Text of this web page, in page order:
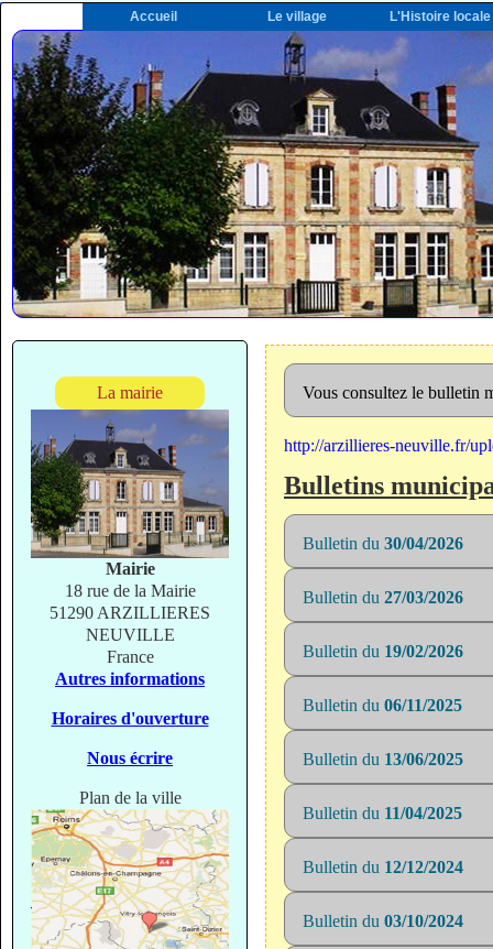
Accueil Le village L'Histoire locale
La mairie
Mairie
18 rue de la Mairie
51290 ARZILLIERES
NEUVILLE
France
Autres informations
Horaires d'ouverture
Nous écrire
Plan de la ville
Vous consultez le bulletin
http://arzillieres-neuville.fr/
Bulletins
Bulletin du 30/04/2026
Bulletin du 27/03/2026
Bulletin du 19/02/2026
Bulletin du 06/11/2025
Bulletin du 13/06/2025
Bulletin du 11/04/2025
Bulletin du 12/12/2024
Bulletin du 03/10/2024